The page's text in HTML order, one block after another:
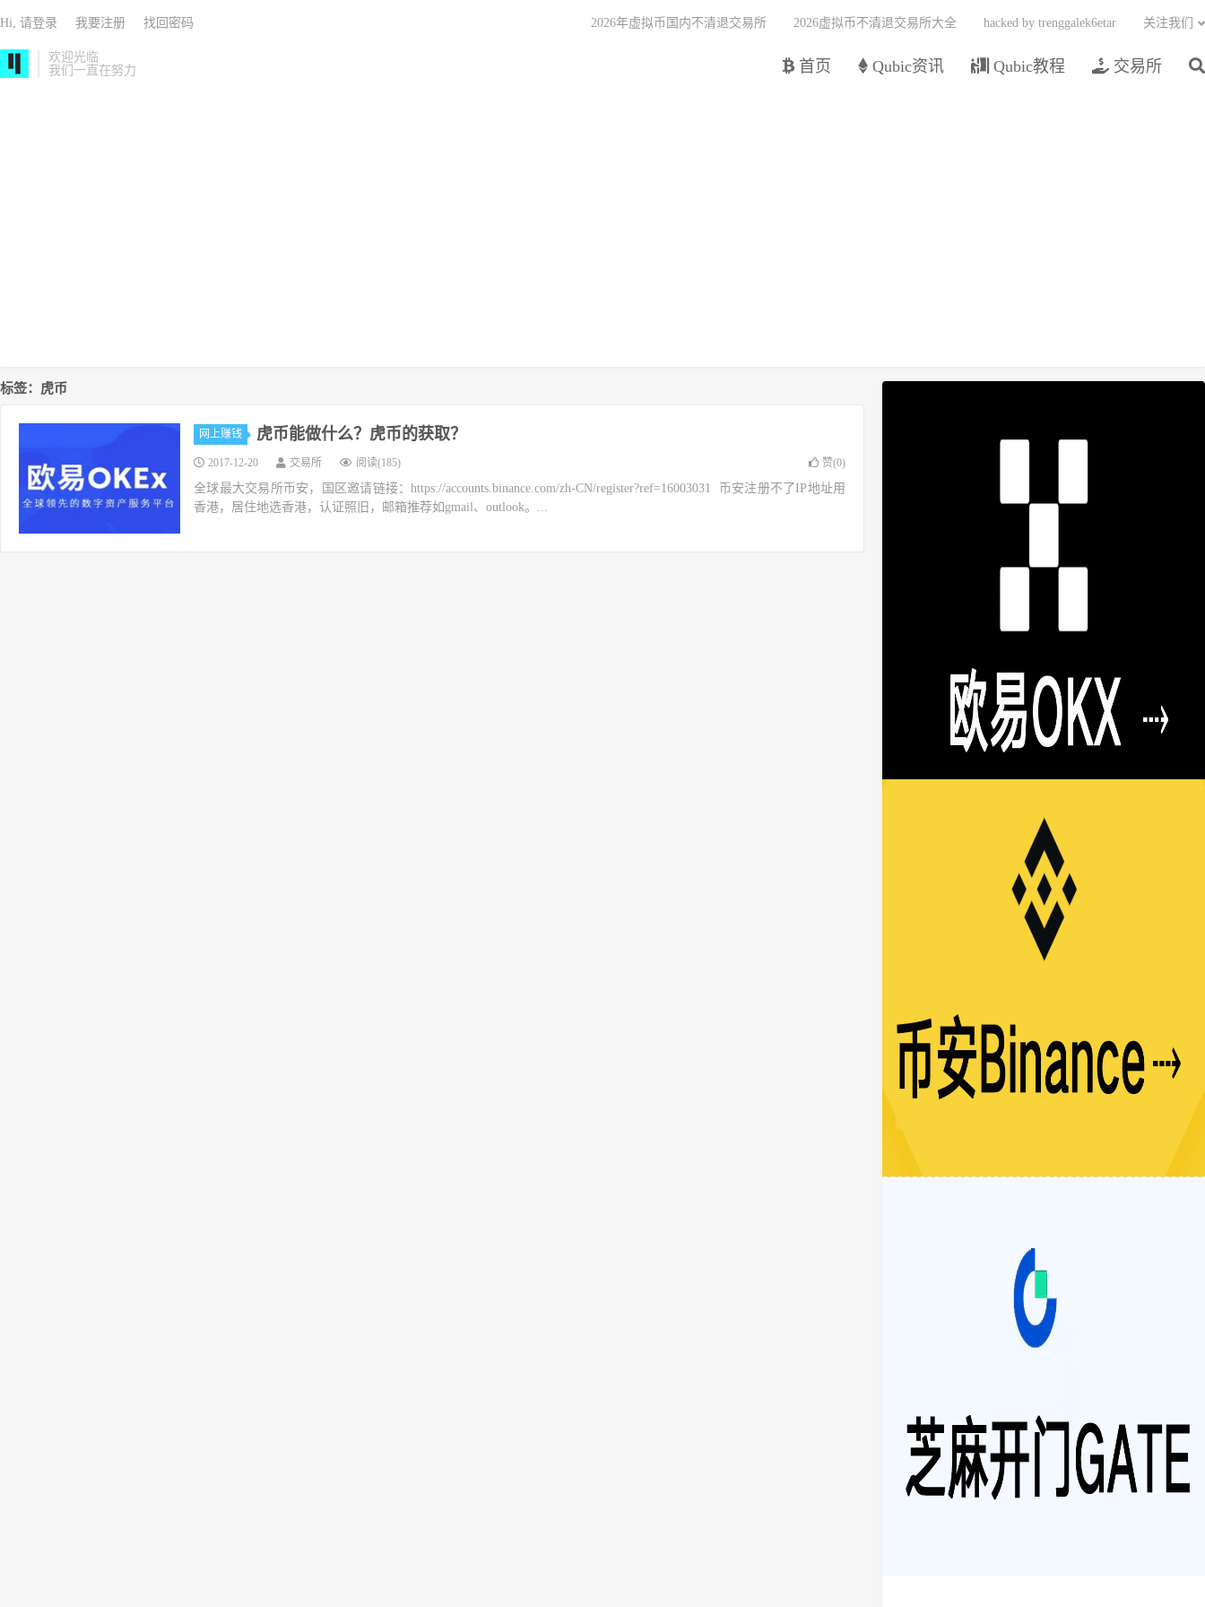
欢迎光临
我们一直在努力
首页 Qubic资讯 Qubic教程 交易所
2026年虚拟币国内不清退交易所 2026虚拟币不清退交易所大全 hacked by trenggalek6etar 关注我们
Hi, 请登录 我要注册 找回密码
标签：虎币
网上赚钱 虎币能做什么？虎币的获取？
2017-12-20 交易所 阅读(185) 赞(0)
全球最大交易所币安，国区邀请链接：https://accounts.binance.com/zh-CN/register?ref=16003031 币安注册不了IP地址用
香港，居住地选香港，认证照旧，邮箱推荐如gmail、outlook。...